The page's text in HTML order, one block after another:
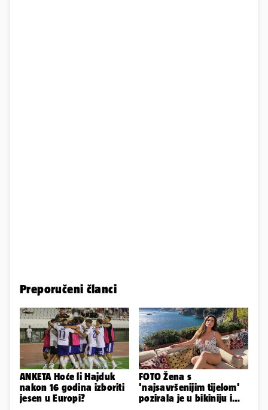
Preporučeni članci
ANKETA Hoće li Hajduk
nakon 16 godina izboriti
jesen u Europi?
FOTO Žena s
'najsavršenijim tijelom'
pozirala je u bikiniju i